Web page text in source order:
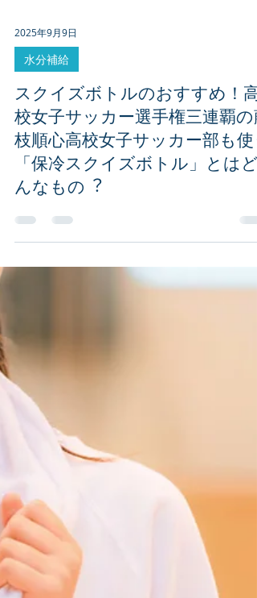
2025年9月9日
水分補給
スクイズボトルのおすすめ！高
校女子サッカー選手権三連覇の
枝順心高校女子サッカー部も使
「保冷スクイズボトル」とはど